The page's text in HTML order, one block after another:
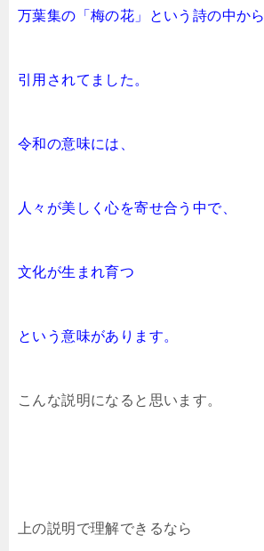
万葉集の「梅の花」という詩の中から
引用されてました。
令和の意味には、
人々が美しく心を寄せ合う中で、
文化が生まれ育つ
という意味があります。
こんな説明になると思います。
上の説明で理解できるなら